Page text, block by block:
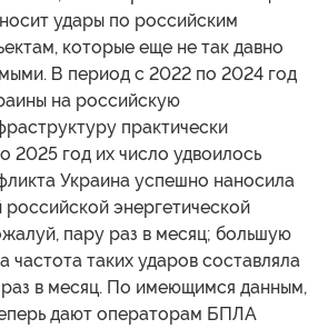
удары по российским
которые еще не так давно
В период с 2022 по 2024 год
на российскую
практически
2025 год их число удвоилось
Украина успешно наносила
энергетической
пару раз в месяц; большую
частота таких ударов составляла
в месяц. По имеющимся данным,
дают операторам БПЛА